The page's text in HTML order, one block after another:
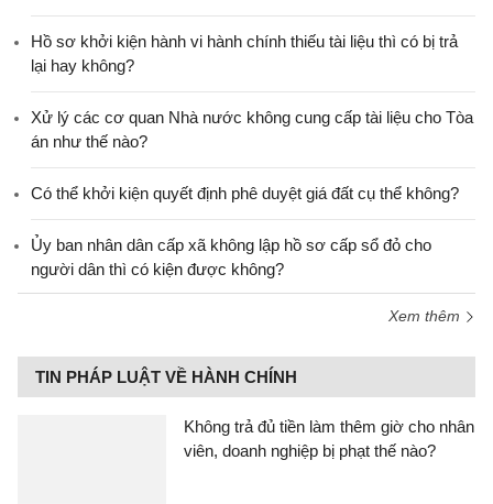
Hồ sơ khởi kiện hành vi hành chính thiếu tài liệu thì có bị trả
lại hay không?
Xử lý các cơ quan Nhà nước không cung cấp tài liệu cho Tòa
án như thế nào?
Có thể khởi kiện quyết định phê duyệt giá đất cụ thể không?
Ủy ban nhân dân cấp xã không lập hồ sơ cấp sổ đỏ cho
người dân thì có kiện được không?
Xem thêm
TIN PHÁP LUẬT VỀ HÀNH CHÍNH
Không trả đủ tiền làm thêm giờ cho nhân
viên, doanh nghiệp bị phạt thế nào?